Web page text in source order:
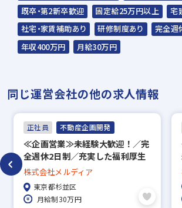
担当：スラッシュ株式会社
本社：東京都港区赤坂2-15-16
面接（オンライン面接可）
▼
内定
※入社時期は相談に応じます。
※現在、在職中の方も積極的に
い。応募の秘密は厳守いたしま
既卒・第2新卒歓迎
固定給25万円以上
宅
社宅・家賃補助あり
研修制度あり
完全週
年収400万円
月給30万円
同じ運営会社の他の求人情報
正社員 不動産企画開発
≪企画営業≫未経験大歓迎！／完
全週休2日制／充実した福利厚生
あり
株式会社メルディア
東京都杉並区
月給制30万円